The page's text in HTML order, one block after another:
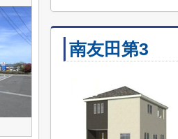
南友田第3